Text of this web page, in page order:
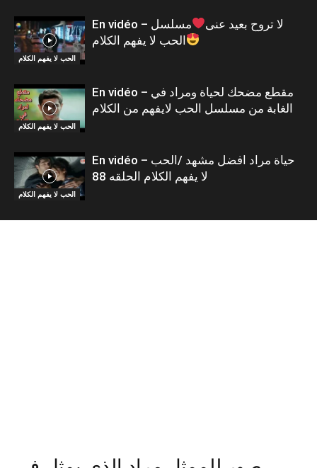
الحب لا يفهم الكلام
En vidéo – لا تروح بعيد عنى
مسلسل
الحب لا يفهم الكلام
الحب لا يفهم الكلام
En vidéo – مقطع مضحك لحياة ومراد في
الغابة من مسلسل الحب لايفهم من الكلام
الحب لا يفهم الكلام
En vidéo – حياة مراد افضل مشهد /الحب
لا يفهم الكلام الحلقه 88